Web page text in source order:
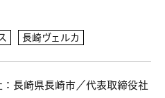
長崎ヴェルカ
長崎県長崎市／代表取締役社